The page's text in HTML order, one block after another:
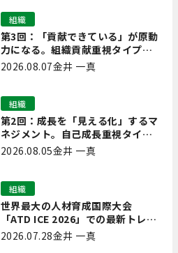
第3回：「貢献できている」が原動
力になる。組織貢献重視タイプの
離職を防ぐ技術
組織
2026.08.07金井 一真
第2回：成長を「見える化」するマ
ネジメント。自己成長重視タイプ
の離職を防ぐ技術
組織
2026.08.05金井 一真
世界最大の人材育成国際大会
「ATD ICE 2026」での最新トレン
ドと成功事例｜「重要で実用的
な、日本にも合う」ホットトピッ
組織
2026.07.28金井 一真